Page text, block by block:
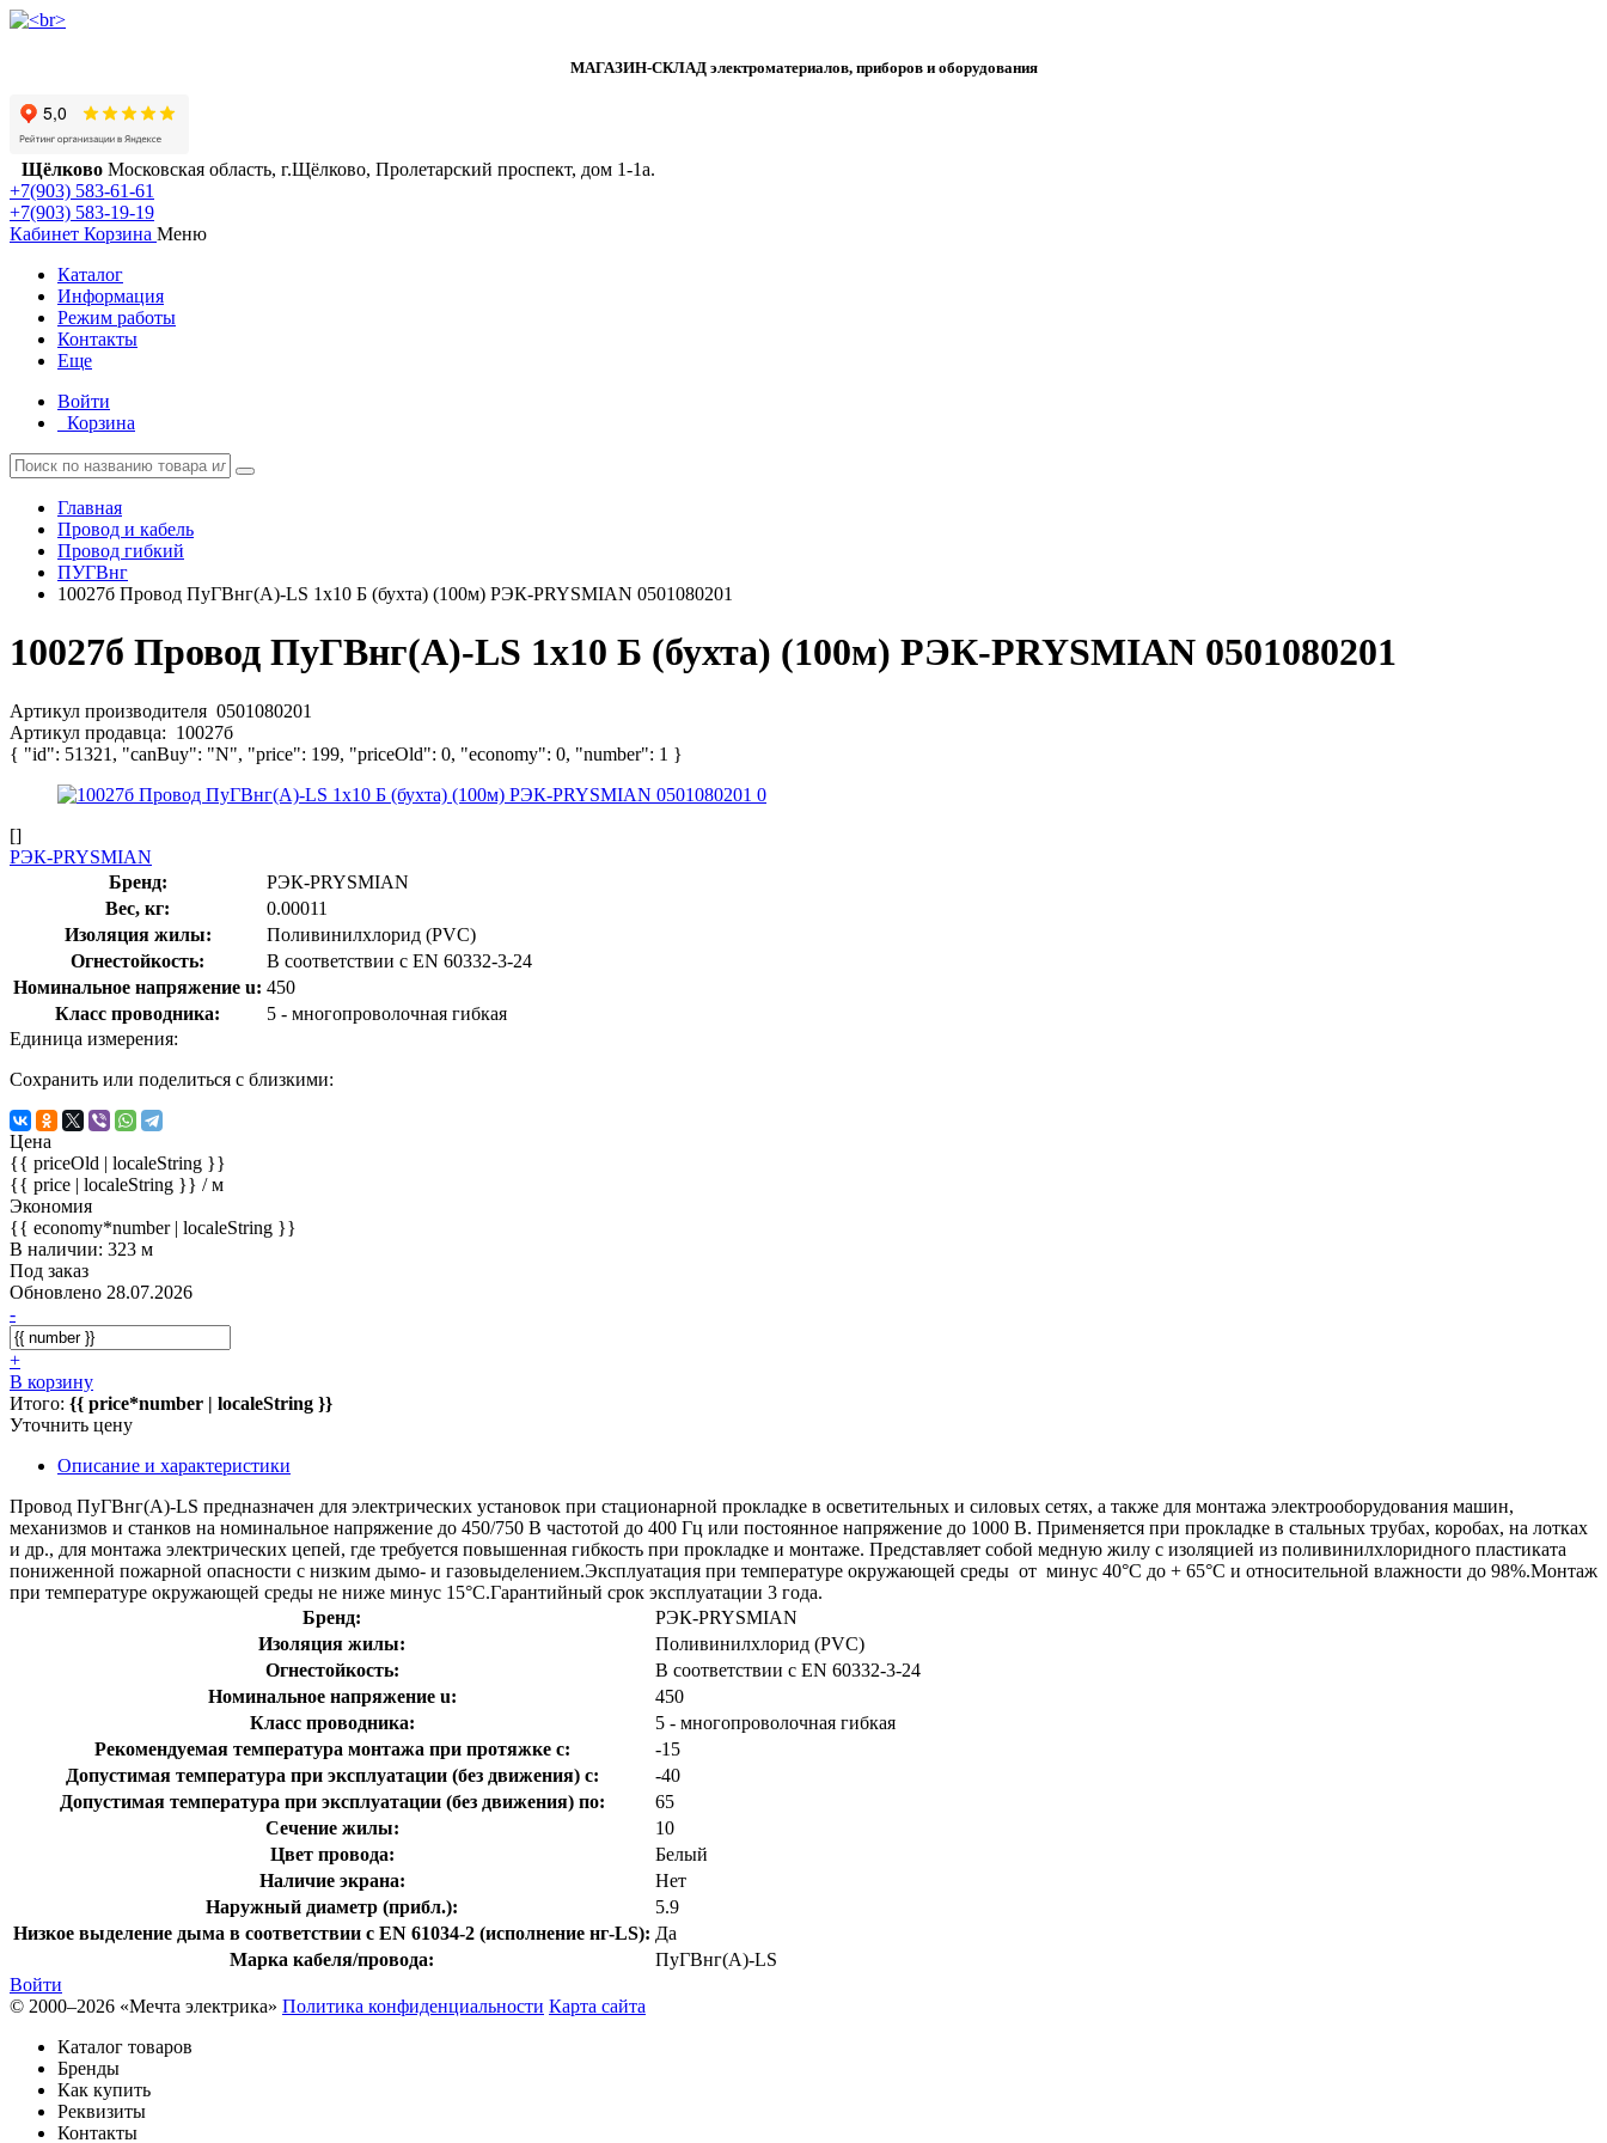
МАГАЗИН-СКЛАД электроматериалов, приборов и оборудования
Щёлково Московская область, г.Щёлково, Пролетарский проспект, дом 1‑1а.
+7(903) 583-61-61
+7(903) 583-19-19
Кабинет Корзина Меню
Каталог
Информация
Режим работы
Контакты
Еще
Войти
Корзина
Главная
Провод и кабель
Провод гибкий
ПУГВнг
10027б Провод ПуГВнг(А)-LS 1х10 Б (бухта) (100м) РЭК-PRYSMIAN 0501080201
10027б Провод ПуГВнг(А)-LS 1х10 Б (бухта) (100м) РЭК-PRYSMIAN 0501080201
Артикул производителя 0501080201
Артикул продавца: 10027б
{ "id": 51321, "canBuy": "N", "price": 199, "priceOld": 0, "economy": 0, "number": 1 }
[]
РЭК-PRYSMIAN
Бренд:
РЭК-PRYSMIAN
Вес, кг:
0.00011
Изоляция жилы:
Поливинилхлорид (PVC)
Огнестойкость:
В соответствии с EN 60332-3-24
Номинальное напряжение u: 450
Класс проводника:
5 - многопроволочная гибкая
Единица измерения:
Сохранить или поделиться с близкими:
Цена
{{ priceOld | localeString }}
{{ price | localeString }} / м
Экономия
{{ economy*number | localeString }}
В наличии: 323 м
Под заказ
Обновлено 28.07.2026
-
+
В корзину
Итого: {{ price*number | localeString }}
Уточнить цену
Описание и характеристики
Провод ПуГВнг(А)-LS предназначен для электрических установок при стационарной прокладке в осветительных и силовых сетях, а также для монтажа электрооборудования машин,
механизмов и станков на номинальное напряжение до 450/750 В частотой до 400 Гц или постоянное напряжение до 1000 В. Применяется при прокладке в стальных трубах, коробах, на лотках
и др., для монтажа электрических цепей, где требуется повышенная гибкость при прокладке и монтаже. Представляет собой медную жилу с изоляцией из поливинилхлоридного пластиката
пониженной пожарной опасности с низким дымо- и газовыделением.Эксплуатация при температуре окружающей среды от минус 40°C до + 65°C и относительной влажности до 98%.Монтаж
при температуре окружающей среды не ниже минус 15°C.Гарантийный срок эксплуатации 3 года.
Бренд:
РЭК-PRYSMIAN
Изоляция жилы:
Поливинилхлорид (PVC)
Огнестойкость:
В соответствии с EN 60332-3-24
Номинальное напряжение u:
450
Класс проводника:
5 - многопроволочная гибкая
Рекомендуемая температура монтажа при протяжке с:
-15
Допустимая температура при эксплуатации (без движения) с:
-40
Допустимая температура при эксплуатации (без движения) по:
65
Сечение жилы:
10
Цвет провода:
Белый
Наличие экрана:
Нет
Наружный диаметр (прибл.):
5.9
Низкое выделение дыма в соответствии с EN 61034-2 (исполнение нг-LS): Да
Марка кабеля/провода:
ПуГВнг(А)-LS
Войти
© 2000–2026 «Мечта электрика» Политика конфиденциальности Карта сайта
Каталог товаров
Бренды
Как купить
Реквизиты
Контакты